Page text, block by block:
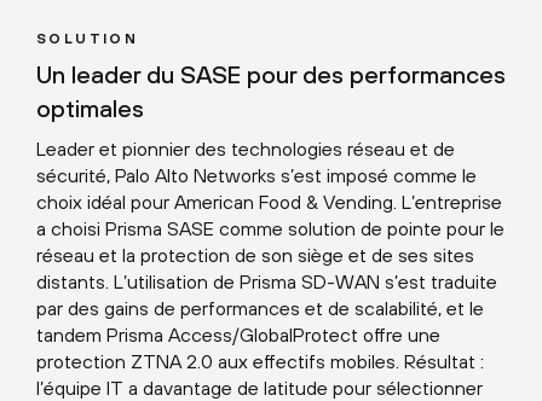
SOLUTION
Un leader du SASE pour des performances
optimales
Leader et pionnier des technologies réseau et de
sécurité, Palo Alto Networks s’est imposé comme le
choix idéal pour American Food & Vending. L’entreprise
a choisi Prisma SASE comme solution de pointe pour le
réseau et la protection de son siège et de ses sites
distants. L’utilisation de Prisma SD-WAN s’est traduite
par des gains de performances et de scalabilité, et le
tandem Prisma Access/GlobalProtect offre une
protection ZTNA 2.0 aux effectifs mobiles. Résultat :
l’équipe IT a davantage de latitude pour sélectionner